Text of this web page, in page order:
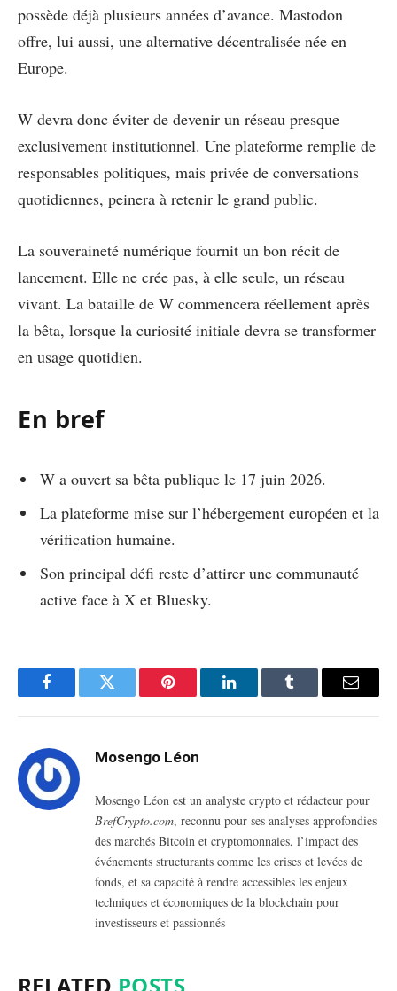
possède déjà plusieurs années d’avance. Mastodon
offre, lui aussi, une alternative décentralisée née en
Europe.
W devra donc éviter de devenir un réseau presque
exclusivement institutionnel. Une plateforme remplie de
responsables politiques, mais privée de conversations
quotidiennes, peinera à retenir le grand public.
La souveraineté numérique fournit un bon récit de
lancement. Elle ne crée pas, à elle seule, un réseau
vivant. La bataille de W commencera réellement après
la bêta, lorsque la curiosité initiale devra se transformer
en usage quotidien.
En bref
W a ouvert sa bêta publique le 17 juin 2026.
La plateforme mise sur l’hébergement européen et la
vérification humaine.
Son principal défi reste d’attirer une communauté
active face à X et Bluesky.
FacebookTwitter Pinterest LinkedInTumblr Email
Mosengo Léon
Mosengo Léon est un analyste crypto et rédacteur pour
BrefCrypto.com, reconnu pour ses analyses approfondies
des marchés Bitcoin et cryptomonnaies, l’impact des
événements structurants comme les crises et levées de
fonds, et sa capacité à rendre accessibles les enjeux
techniques et économiques de la blockchain pour
investisseurs et passionnés